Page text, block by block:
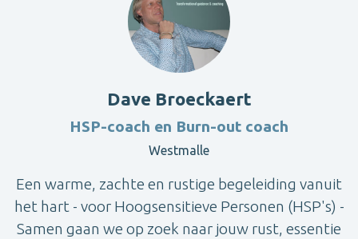
Dave Broeckaert
HSP-coach en Burn-out coach
Westmalle
Een warme, zachte en rustige begeleiding vanuit
het hart - voor Hoogsensitieve Personen (HSP's) -
Samen gaan we op zoek naar jouw rust, essentie